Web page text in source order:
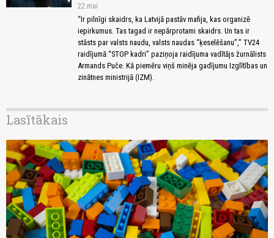
22.mai
“Ir pilnīgi skaidrs, ka Latvijā pastāv mafija, kas organizē
iepirkumus. Tas tagad ir nepārprotami skaidrs. Un tas ir
stāsts par valsts naudu, valsts naudas “ķeselēšanu”,” TV24
raidījumā “STOP kadri” paziņoja raidījuma vadītājs žurnālists
Armands Puče. Kā piemēru viņš minēja gadījumu Izglītības un
zinātnes ministrijā (IZM).
Lasītākais